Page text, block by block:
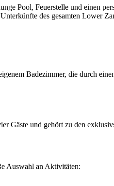
Pool, Feuerstelle und einen
des gesamten Lower
Badezimmer, die durch
Gäste und gehört zu den
Auswahl an Aktivitäten: